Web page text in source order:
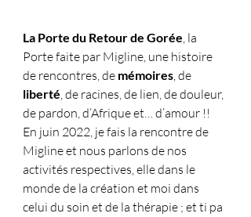
La Porte du Retour de Gorée, la
Porte faite par Migline, une histoire
de rencontres, de mémoires, de
liberté, de racines, de lien, de douleur,
de pardon, d’Afrique et… d’amour !!
En juin 2022, je fais la rencontre de
Migline et nous parlons de nos
activités respectives, elle dans le
monde de la création et moi dans
celui du soin et de la thérapie ; et ti pa